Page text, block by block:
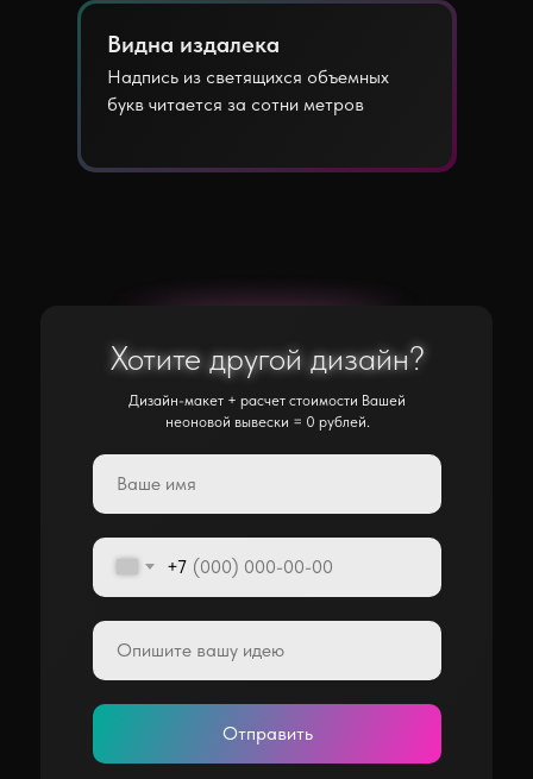
Видна издалека
Надпись из светящихся объемных
букв читается за сотни метров
Хотите другой дизайн?
Дизайн-макет + расчет стоимости Вашей
неоновой вывески = 0 рублей.
+7
Отправить
Хотите другой дизайн?